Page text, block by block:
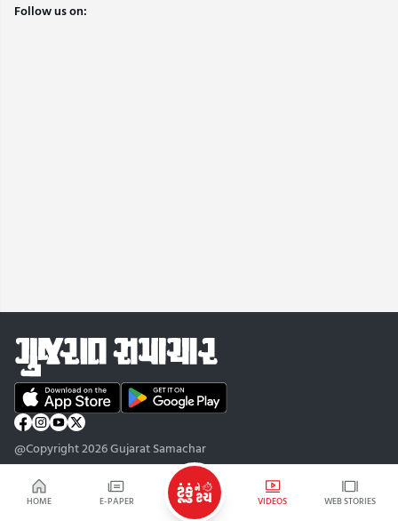
HOME E-PAPER VIDEOS WEB STORIES
Follow us on:
@Copyright 2026 Gujarat Samachar